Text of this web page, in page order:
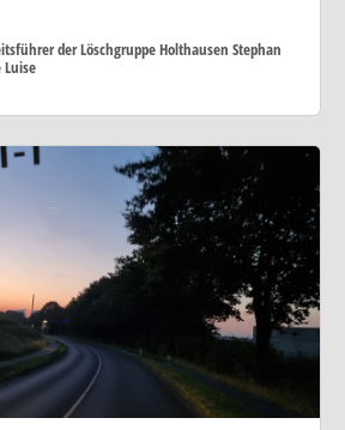
der Löschgruppe Holthausen Stephan